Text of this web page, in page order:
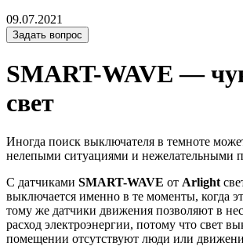
09.07.2021
Задать вопрос
SMART-WAVE —
свет
Иногда поиск выключателя в темноте
нелепыми ситуациями и нежелательными
С датчиками SMART-WAVE от Arlight
выключается именно в те моменты, когда
тому же датчики движения позволяют в
расход электроэнергии, потому что свет
помещении отсутствуют люди или